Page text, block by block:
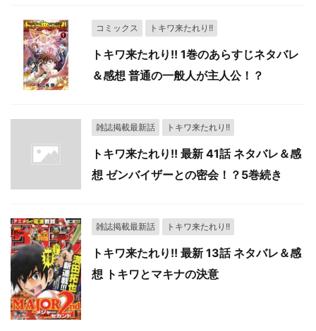
コミックス トキワ来たれり!!
トキワ来たれり!! 1巻のあらすじネタバレ
＆感想 普通の一般人が主人公！？
雑誌掲載最新話 トキワ来たれり!!
トキワ来たれり!! 最新 41話 ネタバレ＆感
想 ゼンバイザーとの密会！？5巻続き
雑誌掲載最新話 トキワ来たれり!!
トキワ来たれり!! 最新 13話 ネタバレ＆感
想 トキワとマキナの決意